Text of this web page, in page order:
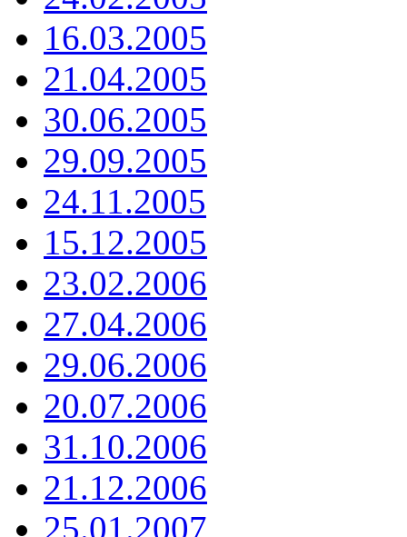
16.03.2005
21.04.2005
30.06.2005
29.09.2005
24.11.2005
15.12.2005
23.02.2006
27.04.2006
29.06.2006
20.07.2006
31.10.2006
21.12.2006
25.01.2007